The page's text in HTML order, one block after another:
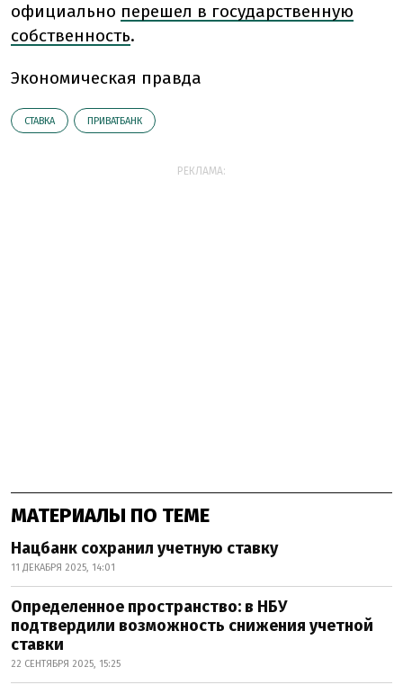
официально перешел в государственную
собственность.
Экономическая правда
СТАВКА ПРИВАТБАНК
РЕКЛАМА:
МАТЕРИАЛЫ ПО ТЕМЕ
Нацбанк сохранил учетную ставку
11 ДЕКАБРЯ 2025, 14:01
Определенное пространство: в НБУ
подтвердили возможность снижения учетной
ставки
22 СЕНТЯБРЯ 2025, 15:25